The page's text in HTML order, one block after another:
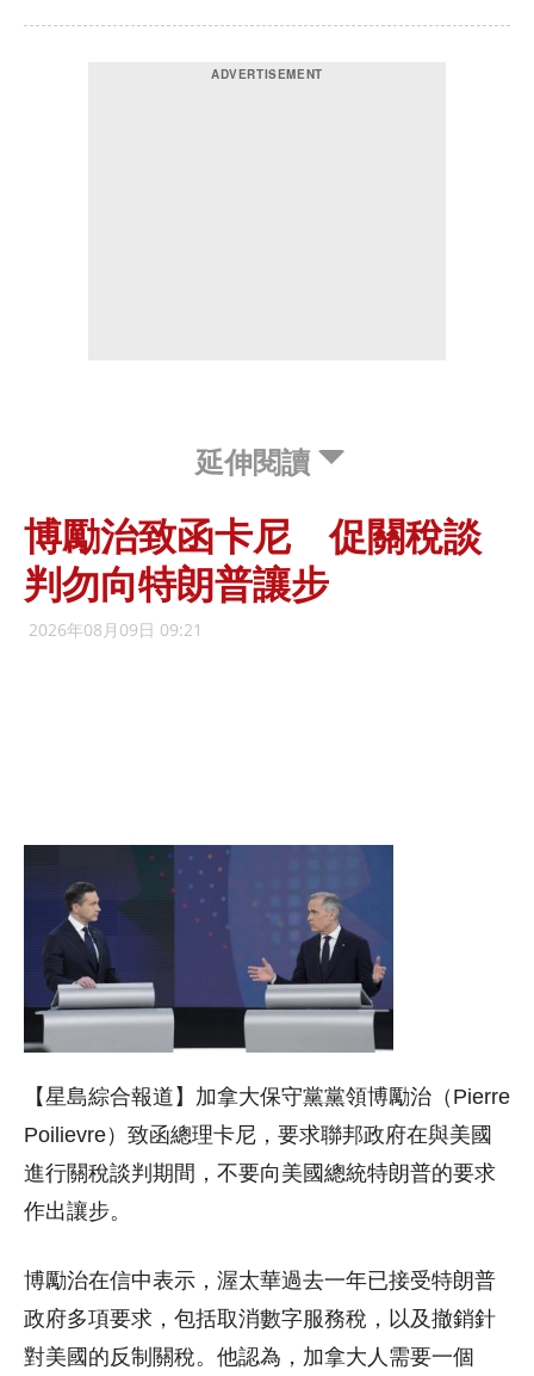
延伸閱讀
博勵治致函卡尼 促關稅談
判勿向特朗普讓步
2026年08月09日 09:21
【星島綜合報道】加拿大保守黨黨領博勵治（Pierre
Poilievre）致函總理卡尼，要求聯邦政府在與美國
進行關稅談判期間，不要向美國總統特朗普的要求
作出讓步。
博勵治在信中表示，渥太華過去一年已接受特朗普
政府多項要求，包括取消數字服務稅，以及撤銷針
對美國的反制關稅。他認為，加拿大人需要一個